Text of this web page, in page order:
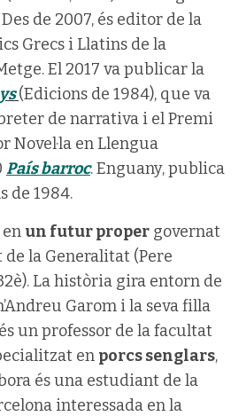
de 2007, és editor de la
Grecs i Llatins de la
El 2017 va publicar la
(Edicions de 1984), que va
de narrativa i el Premi
Novel·la en Llengua
País barroc. Enguany, publica
de 1984.
un futur proper governat
de la Generalitat (Pere
La història gira entorn de
Garom i la seva filla
un professor de la facultat
en porcs senglars,
és una estudiant de la
interessada en la